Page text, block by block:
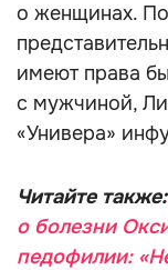
о женщинах.
имеют права
с мужчиной,
«Универа»
Читайте также:
о болезни
педофилии: